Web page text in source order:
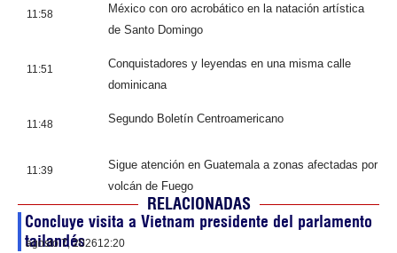
11:58
México con oro acrobático en la natación artística
de Santo Domingo
11:51
Conquistadores y leyendas en una misma calle
dominicana
11:48 Segundo Boletín Centroamericano
11:39
Sigue atención en Guatemala a zonas afectadas por
volcán de Fuego
RELACIONADAS
Concluye visita a Vietnam presidente del parlamento
tailandés
agosto 7, 202612:20